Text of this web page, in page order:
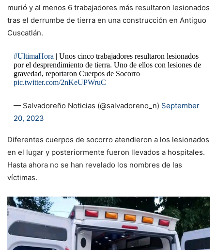
murió y al menos 6 trabajadores más resultaron lesionados
tras el derrumbe de tierra en una construcción en Antiguo
Cuscatlán.
#UltimaHora | Unos cinco trabajadores resultaron lesionados
por el desprendimiento de tierra. Uno de ellos con lesiones de
gravedad, reportaron Cuerpos de Socorro
pic.twitter.com/2nKeUPWruC
— Salvadoreño Noticias (@salvadoreno_n) September
20, 2023
Diferentes cuerpos de socorro atendieron a los lesionados
en el lugar y posteriormente fueron llevados a hospitales.
Hasta ahora no se han revelado los nombres de las
víctimas.